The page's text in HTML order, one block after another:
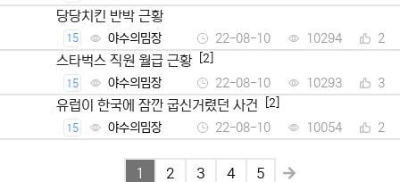
당당치킨 반박 근황
15 야수의밈장 22-08-10 10294 2
스타벅스 직원 월급 근황 [2]
15 야수의밈장 22-08-10 10293 3
유럽이 한국에 잠깐 굽신거렸던 사건 [2]
15 야수의밈장 22-08-10 10054 2
1 2 3 4 5